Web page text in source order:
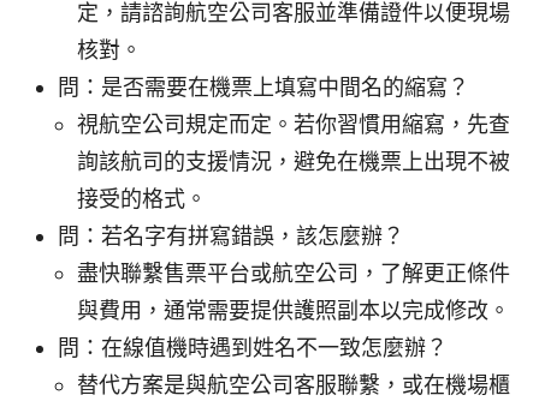
定，請諮詢航空公司客服並準備證件以便現場
核對。
問：是否需要在機票上填寫中間名的縮寫？
視航空公司規定而定。若你習慣用縮寫，先查
詢該航司的支援情況，避免在機票上出現不被
接受的格式。
問：若名字有拼寫錯誤，該怎麼辦？
盡快聯繫售票平台或航空公司，了解更正條件
與費用，通常需要提供護照副本以完成修改。
問：在線值機時遇到姓名不一致怎麼辦？
替代方案是與航空公司客服聯繫，或在機場櫃